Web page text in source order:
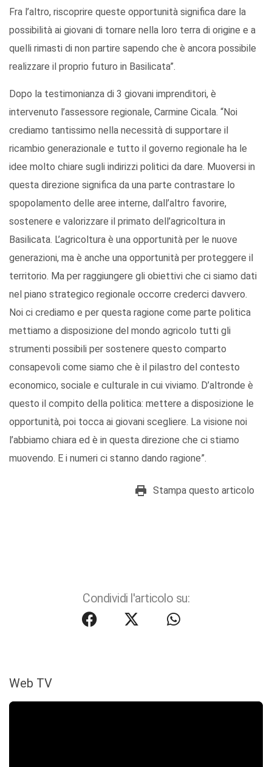
Fra l’altro, riscoprire queste opportunità significa dare la
possibilità ai giovani di tornare nella loro terra di origine e a
quelli rimasti di non partire sapendo che è ancora possibile
realizzare il proprio futuro in Basilicata”.
Dopo la testimonianza di 3 giovani imprenditori, è
intervenuto l’assessore regionale, Carmine Cicala. “Noi
crediamo tantissimo nella necessità di supportare il
ricambio generazionale e tutto il governo regionale ha le
idee molto chiare sugli indirizzi politici da dare. Muoversi in
questa direzione significa da una parte contrastare lo
spopolamento delle aree interne, dall’altro favorire,
sostenere e valorizzare il primato dell’agricoltura in
Basilicata. L’agricoltura è una opportunità per le nuove
generazioni, ma è anche una opportunità per proteggere il
territorio. Ma per raggiungere gli obiettivi che ci siamo dati
nel piano strategico regionale occorre crederci davvero.
Noi ci crediamo e per questa ragione come parte politica
mettiamo a disposizione del mondo agricolo tutti gli
strumenti possibili per sostenere questo comparto
consapevoli come siamo che è il pilastro del contesto
economico, sociale e culturale in cui viviamo. D’altronde è
questo il compito della politica: mettere a disposizione le
opportunità, poi tocca ai giovani scegliere. La visione noi
l’abbiamo chiara ed è in questa direzione che ci stiamo
muovendo. E i numeri ci stanno dando ragione”.
Stampa questo articolo
Condividi l'articolo su:
Web TV